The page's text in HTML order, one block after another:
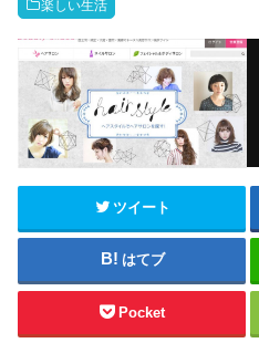
楽しい生活
ツイート
はてブ
Pocket